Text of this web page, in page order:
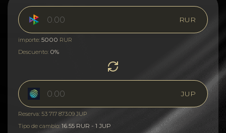
RUR
importe: 5000 RUR
Descuento: 0%
JUP
Reserva: 53 717 873.09 JUP
Tipo de cambio: 16.55 RUR - 1 JUP